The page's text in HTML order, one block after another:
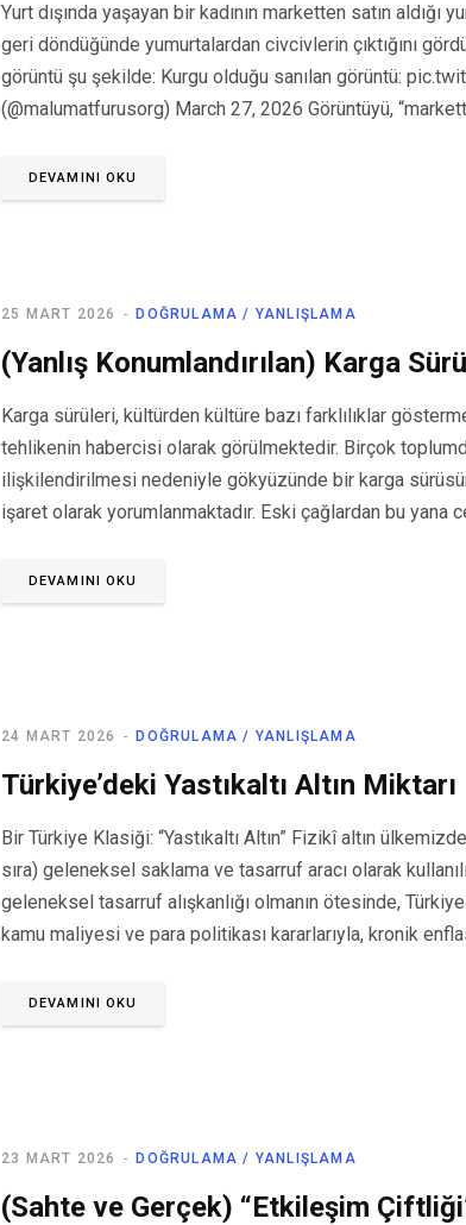
Yurt dışında yaşayan bir kadının marketten satın
geri döndüğünde yumurtalardan civcivlerin çıktığını
görüntü şu şekilde: Kurgu olduğu sanılan görüntü:
(@malumatfurusorg) March 27, 2026 Görüntüyü,
DEVAMINI OKU
DOĞRULAMA / YANLIŞLAMA
25 MART 2026
(Yanlış Konumlandırılan) Karga
Karga sürüleri, kültürden kültüre bazı farklılıklar
tehlikenin habercisi olarak görülmektedir. Birçok
ilişkilendirilmesi nedeniyle gökyüzünde bir karga
işaret olarak yorumlanmaktadır. Eski çağlardan bu yana
DEVAMINI OKU
DOĞRULAMA / YANLIŞLAMA
24 MART 2026
Türkiye’deki Yastıkaltı Altın Miktarı
Bir Türkiye Klasiği: “Yastıkaltı Altın” Fizikî altın
sıra) geleneksel saklama ve tasarruf aracı olarak
geleneksel tasarruf alışkanlığı olmanın ötesinde,
kamu maliyesi ve para politikası kararlarıyla, kronik
DEVAMINI OKU
DOĞRULAMA / YANLIŞLAMA
23 MART 2026
(Sahte ve Gerçek) “Etkileşim